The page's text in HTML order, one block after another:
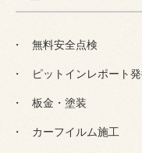
無料安全点検
ピットインレポート
板金・塗装
カーフイルム施工